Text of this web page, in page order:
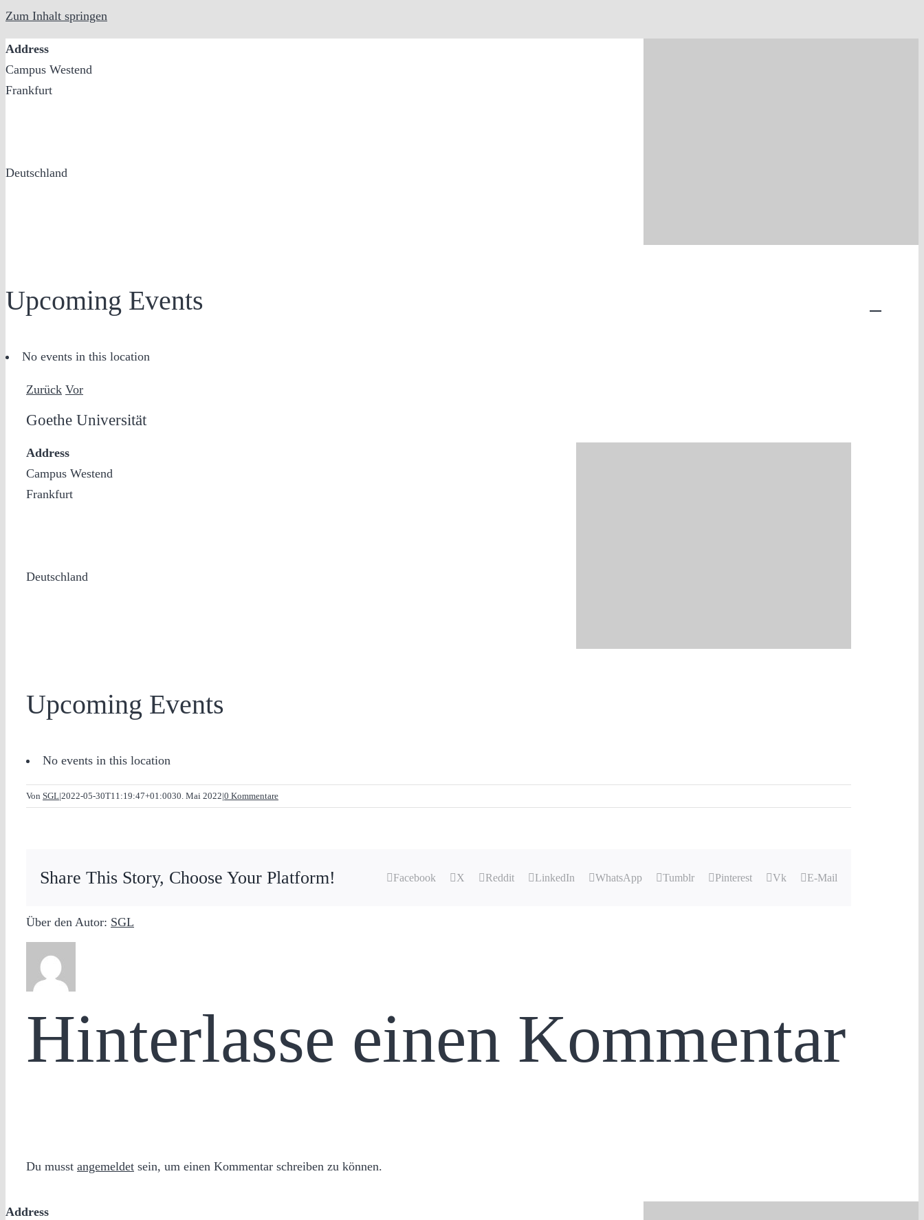
Zum Inhalt springen
Address
Campus Westend
Frankfurt
Deutschland
Upcoming Events
No events in this location
Zurück Vor
Goethe Universität
Address
Campus Westend
Frankfurt
Deutschland
Upcoming Events
No events in this location
Von SGL|2022-05-30T11:19:47+01:0030. Mai 2022|0 Kommentare
Share This Story, Choose Your Platform! Facebook X Reddit LinkedIn WhatsApp Tumblr Pinterest Vk E-Mail
Über den Autor: SGL
Hinterlasse einen Kommentar
Du musst angemeldet sein, um einen Kommentar schreiben zu können.
Address